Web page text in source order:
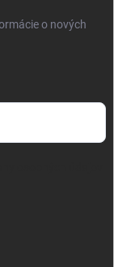
o nových